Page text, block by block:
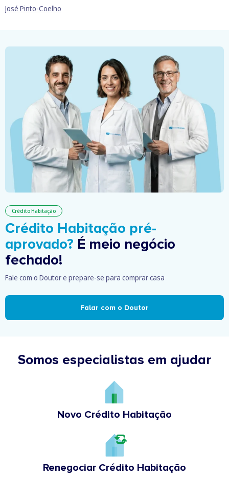
José Pinto-Coelho
Crédito Habitação
Crédito Habitação pré-
aprovado? É meio negócio
fechado!
Fale com o Doutor e prepare-se para comprar casa
Falar com o Doutor
Somos especialistas em ajudar
Novo Crédito Habitação
Renegociar Crédito Habitação